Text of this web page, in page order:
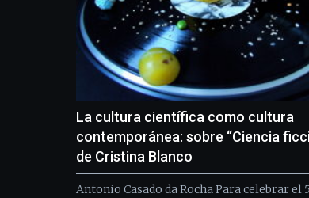
La cultura científica como cultura
contemporánea: sobre “Ciencia
de Cristina Blanco
Antonio Casado da Rocha Para celebrar el